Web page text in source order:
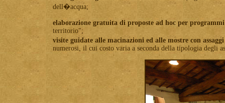
dell�acqua;
elaborazione gratuita di proposte ad hoc per
territorio";
visite guidate alle macinazioni ed alle mostre con
numerosi, il cui costo varia a seconda della tipologia degli